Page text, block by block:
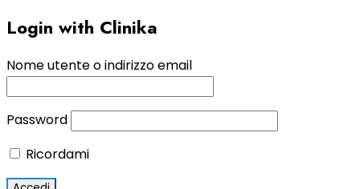
Login with Clinika
Nome utente o indirizzo email
Password
Ricordami